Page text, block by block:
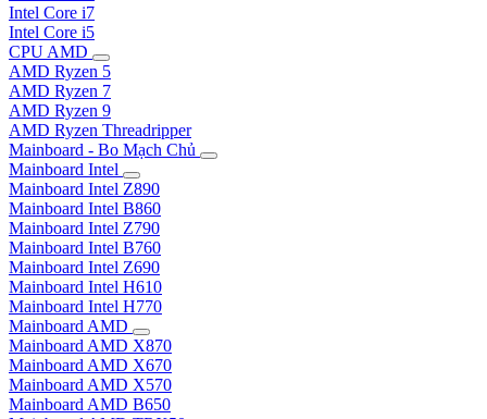
Intel Core i7
Intel Core i5
CPU AMD
AMD Ryzen 5
AMD Ryzen 7
AMD Ryzen 9
AMD Ryzen Threadripper
Mainboard - Bo Mạch Chủ
Mainboard Intel
Mainboard Intel Z890
Mainboard Intel B860
Mainboard Intel Z790
Mainboard Intel B760
Mainboard Intel Z690
Mainboard Intel H610
Mainboard Intel H770
Mainboard AMD
Mainboard AMD X870
Mainboard AMD X670
Mainboard AMD X570
Mainboard AMD B650